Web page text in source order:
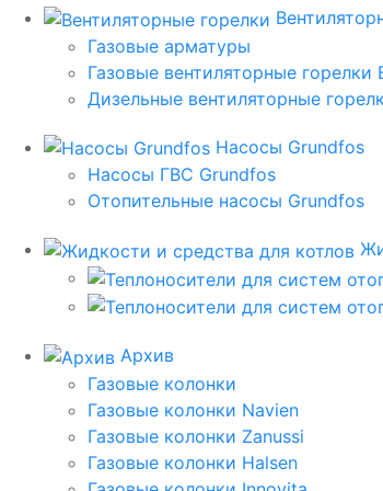
Газовые арматуры
Газовые вентиляторные горелки
Дизельные вентиляторные
Насосы Grundfos
Насосы ГВС Grundfos
Отопительные насосы Grundfos
Архив
Газовые колонки
Газовые колонки Navien
Газовые колонки Zanussi
Газовые колонки Halsen